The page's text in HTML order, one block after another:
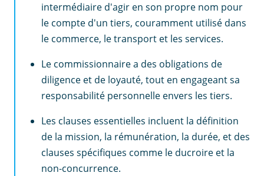
intermédiaire d'agir en son propre nom pour
le compte d'un tiers, couramment utilisé dans
le commerce, le transport et les services.
Le commissionnaire a des obligations de
diligence et de loyauté, tout en engageant sa
responsabilité personnelle envers les tiers.
Les clauses essentielles incluent la définition
de la mission, la rémunération, la durée, et des
clauses spécifiques comme le ducroire et la
non-concurrence.